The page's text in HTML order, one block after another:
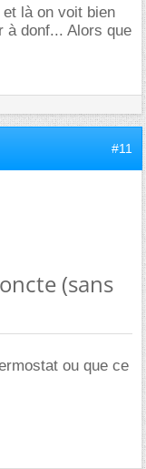
là on voit bien
à donf... Alors que
#11
(sans
ou que ce